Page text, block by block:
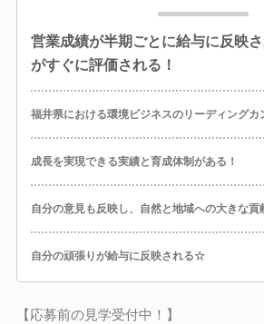
営業成績が半期ごとに給与に反映
がすぐに評価される！
福井県における環境ビジネスのリーディングカ
成長を実現できる実績と育成体制がある！
自分の意見も反映し、自然と地域への大きな貢
自分の頑張りが給与に反映される☆
【応募前の見学受付中！】